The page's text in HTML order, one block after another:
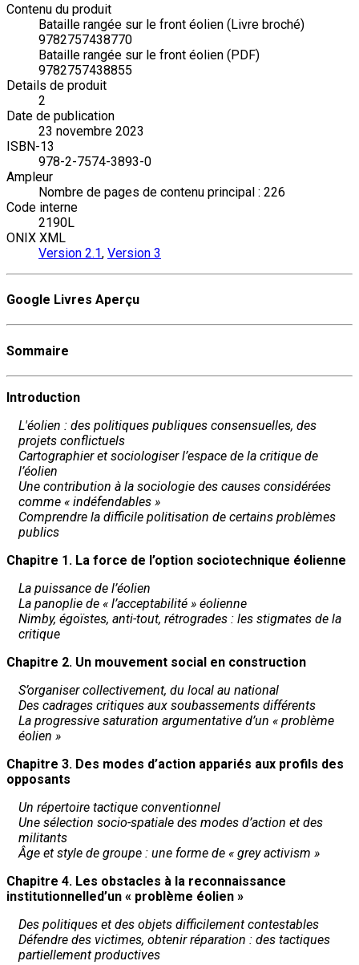
Contenu du produit
Bataille rangée sur le front éolien (Livre broché)
9782757438770
Bataille rangée sur le front éolien (PDF)
9782757438855
Details de produit
2
Date de publication
23 novembre 2023
ISBN-13
978-2-7574-3893-0
Ampleur
Nombre de pages de contenu principal : 226
Code interne
2190L
ONIX XML
Version 2.1, Version 3
Google Livres Aperçu
Sommaire
Introduction
L'éolien : des politiques publiques consensuelles, des
projets conflictuels
Cartographier et sociologiser l’espace de la critique de
l’éolien
Une contribution à la sociologie des causes considérées
comme « indéfendables »
Comprendre la difficile politisation de certains problèmes
publics
Chapitre 1. La force de l’option sociotechnique éolienne
La puissance de l’éolien
La panoplie de « l’acceptabilité » éolienne
Nimby, égoïstes, anti-tout, rétrogrades : les stigmates de la
critique
Chapitre 2. Un mouvement social en construction
S’organiser collectivement, du local au national
Des cadrages critiques aux soubassements différents
La progressive saturation argumentative d’un « problème
éolien »
Chapitre 3. Des modes d’action appariés aux profils des
opposants
Un répertoire tactique conventionnel
Une sélection socio-spatiale des modes d’action et des
militants
Âge et style de groupe : une forme de « grey activism »
Chapitre 4. Les obstacles à la reconnaissance
institutionnelled’un « problème éolien »
Des politiques et des objets difficilement contestables
Défendre des victimes, obtenir réparation : des tactiques
partiellement productives